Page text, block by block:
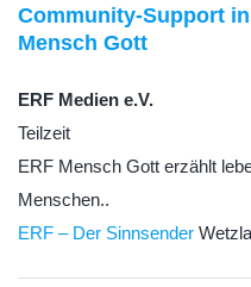
Community-Support
Mensch Gott
ERF Medien e.V.
Teilzeit
ERF Mensch Gott erzählt
Menschen..
ERF – Der Sinnsender